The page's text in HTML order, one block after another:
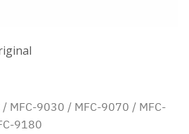
MFC-9030 / MFC-9070 / MFC-
9180